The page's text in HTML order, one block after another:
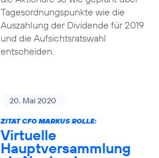
Tagesordnungspunkte wie die
Auszahlung der Dividende für 2019
und die Aufsichtsratswahl
entscheiden.
20. Mai 2020
ZITAT CFO MARKUS ROLLE:
Virtuelle
Hauptversammlung